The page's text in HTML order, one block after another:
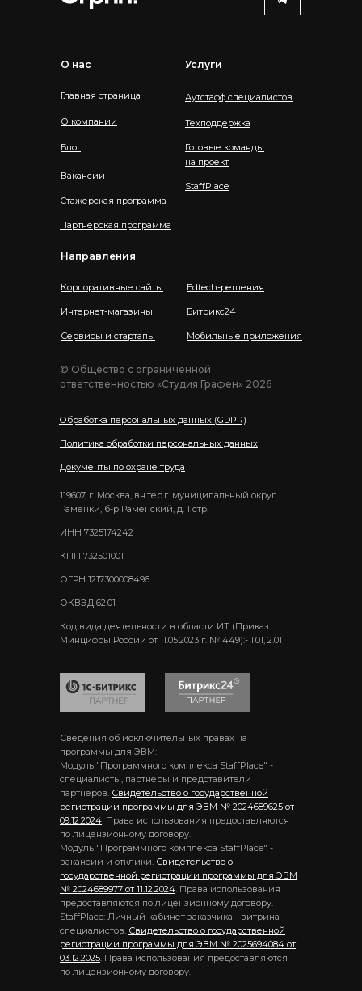
© Общество с ограниченной
ответственностью «Студия Графен» 2026
Обработка персональных данных (GDPR)
Политика обработки персональных данных
Документы по охране труда
О нас
Главная страница
О компании
Блог
Вакансии
Направления
Корпоративные сайты
Интернет-магазины
Сервисы и стартапы
Edtech-решения
Битрикс24
Мобильные приложения
Услуги
Готовые команды
на проект
Аутстафф специалистов
Техподдержка
StaffPlace
Стажерская программа
Партнерская программа
ИНН 7325174242
КПП 732501001
ОГРН 1217300008496
ОКВЭД 62.01
119607, г. Москва, вн.тер.г. муниципальный округ
Раменки, б-р Раменский, д. 1 стр. 1
Код вида деятельности в области ИТ (Приказ
Минцифры России от 11.05.2023 г. № 449):- 1.01, 2.01
Сведения об исключительных правах на
программы для ЭВМ:
Модуль "Программного комплекса StaffPlace" -
специалисты, партнеры и представители
партнеров. Свидетельство о государственной
регистрации программы для ЭВМ № 2024689625 от
09.12.2024 . Права использования предоставляются
по лицензионному договору.
Модуль "Программного комплекса StaffPlace" -
вакансии и отклики. Свидетельство о
государственной регистрации программы для ЭВМ
№ 2024689977 от 11.12.2024 . Права использования
предоставляются по лицензионному договору.
StaffPlace: Личный кабинет заказчика - витрина
специалистов. Свидетельство о государственной
регистрации программы для ЭВМ № 2025694084 от
03.12.2025 . Права использования предоставляются
по лицензионному договору.